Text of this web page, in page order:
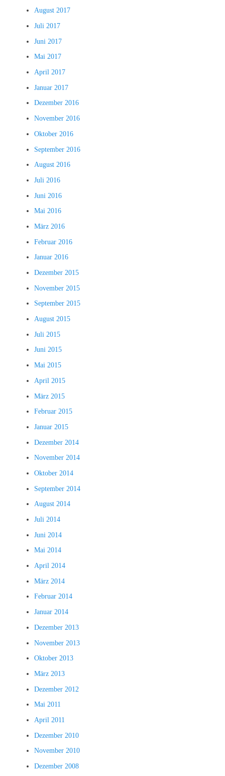
August 2017
Juli 2017
Juni 2017
Mai 2017
April 2017
Januar 2017
Dezember 2016
November 2016
Oktober 2016
September 2016
August 2016
Juli 2016
Juni 2016
Mai 2016
März 2016
Februar 2016
Januar 2016
Dezember 2015
November 2015
September 2015
August 2015
Juli 2015
Juni 2015
Mai 2015
April 2015
März 2015
Februar 2015
Januar 2015
Dezember 2014
November 2014
Oktober 2014
September 2014
August 2014
Juli 2014
Juni 2014
Mai 2014
April 2014
März 2014
Februar 2014
Januar 2014
Dezember 2013
November 2013
Oktober 2013
März 2013
Dezember 2012
Mai 2011
April 2011
Dezember 2010
November 2010
Dezember 2008